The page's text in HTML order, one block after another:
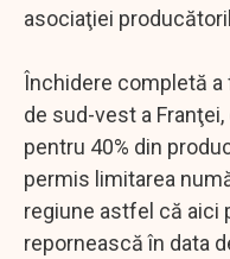
asociaţiei
Închidere completă a
de sud-vest a
pentru 40% din
permis limitarea
regiune astfel că aici
repornească în data